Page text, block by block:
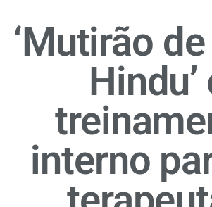
‘Mutirão
Hindu’
interno